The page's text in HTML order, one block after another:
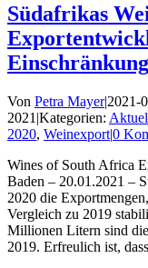
Südafrikas
Von Petra Mayer|2021-
2021 |Kategorien:
2020, Weinexport|0
Wines of South Africa
Baden – 20.01.2021 –
2020 die
Vergleich zu 2019
Millionen Litern sind
2019. Erfreulich ist,